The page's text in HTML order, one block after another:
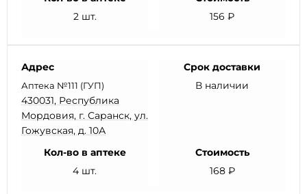
2 шт.
156 ₽
Адрес
Аптека №111 (ГУП)
430031, Республика
Мордовия, г. Саранск, ул.
Гожувская, д. 10А
Срок доставки
В наличии
Кол-во в аптеке
4 шт.
Стоимость
168 ₽